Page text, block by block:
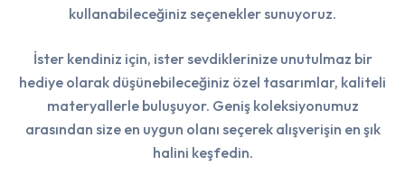
kullanabileceğiniz seçenekler sunuyoruz.
İster kendiniz için, ister sevdiklerinize unutulmaz bir
hediye olarak düşünebileceğiniz özel tasarımlar, kaliteli
materyallerle buluşuyor. Geniş koleksiyonumuz
arasından size en uygun olanı seçerek alışverişin en şık
halini keşfedin.